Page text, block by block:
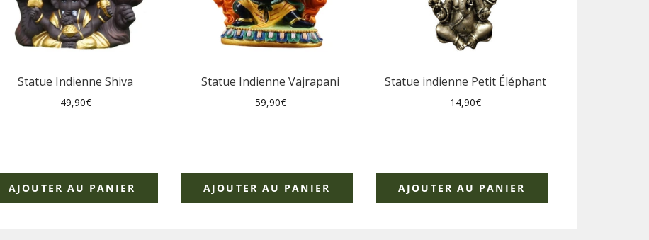
Statue Indienne Shiva
Prix
49,90€
AJOUTER AU PANIER
Statue Indienne Vajrapani
Prix
59,90€
AJOUTER AU PANIER
Statue indienne Petit Éléphant
Prix
14,90€
AJOUTER AU PANIER